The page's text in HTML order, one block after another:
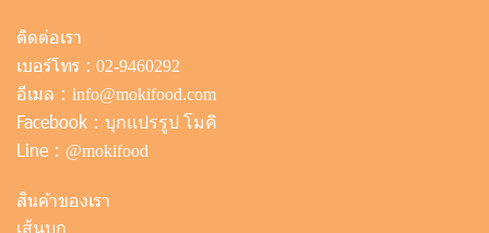
ติดต่อเรา
เบอร์โทร : 02-9460292
อีเมล : info@mokifood.com
Facebook : บุกแปรรูป โมคิ
Line : @mokifood
สินค้าของเรา
เส้นบุก